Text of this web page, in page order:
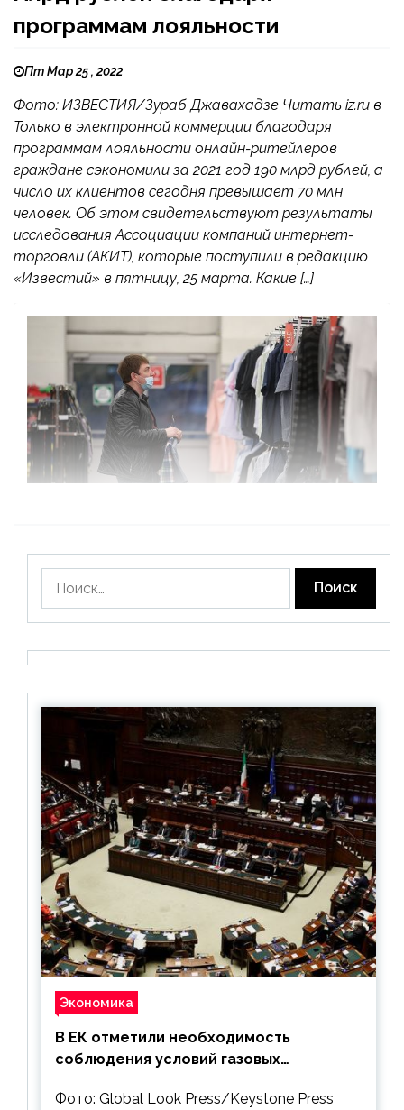
программам лояльности
Пт Мар 25 , 2022
Фото: ИЗВЕСТИЯ/Зураб Джавахадзе Читать iz.ru в
Только в электронной коммерции благодаря
программам лояльности онлайн-ритейлеров
граждане сэкономили за 2021 год 190 млрд рублей, а
число их клиентов сегодня превышает 70 млн
человек. Об этом свидетельствуют результаты
исследования Ассоциации компаний интернет-
торговли (АКИТ), которые поступили в редакцию
«Известий» в пятницу, 25 марта. Какие […]
Экономика
В ЕК отметили необходимость
соблюдения условий газовых
Фото: Global Look Press/Keystone Press